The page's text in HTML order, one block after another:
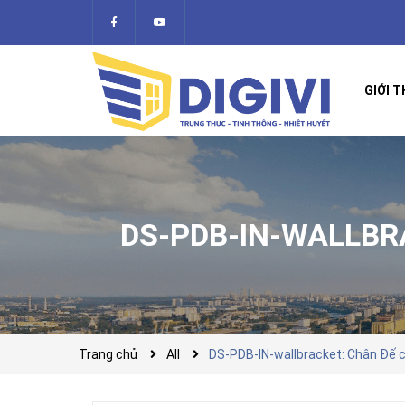
GIỚI
DS-PDB-IN-
Trang chủ All DS-PDB-IN-wallbracket: Chân Đế